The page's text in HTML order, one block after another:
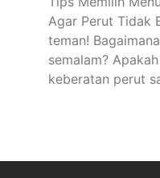
Agar Perut Tidak
teman!
semalam?
keberatan perut